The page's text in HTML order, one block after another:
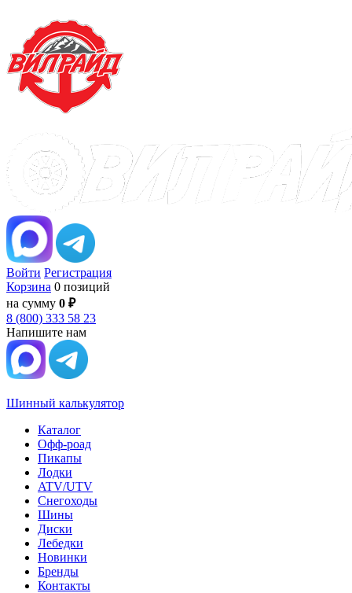
Войти Регистрация
Корзина 0 позиций
на сумму 0 ₽
8 (800) 333 58 23
Напишите нам
Шинный калькулятор
Каталог
Офф-роад
Пикапы
Лодки
ATV/UTV
Снегоходы
Шины
Диски
Лебедки
Новинки
Бренды
Контакты